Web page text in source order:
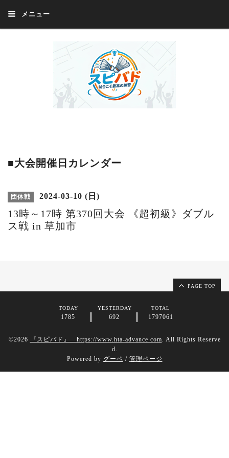
メニュー
■大会開催日カレンダー
団体戦 2024-03-10 (日)
13時～17時 第370回大会 《超初級》ダブル
ス戦 in 草加市
PAGE TOP
TODAY
1785
YESTERDAY
692
TOTAL
1797061
©2026 『スピバド』 https://www.hta-advance.com. All Rights Reserve
d.
Powered by グーペ / 管理ページ